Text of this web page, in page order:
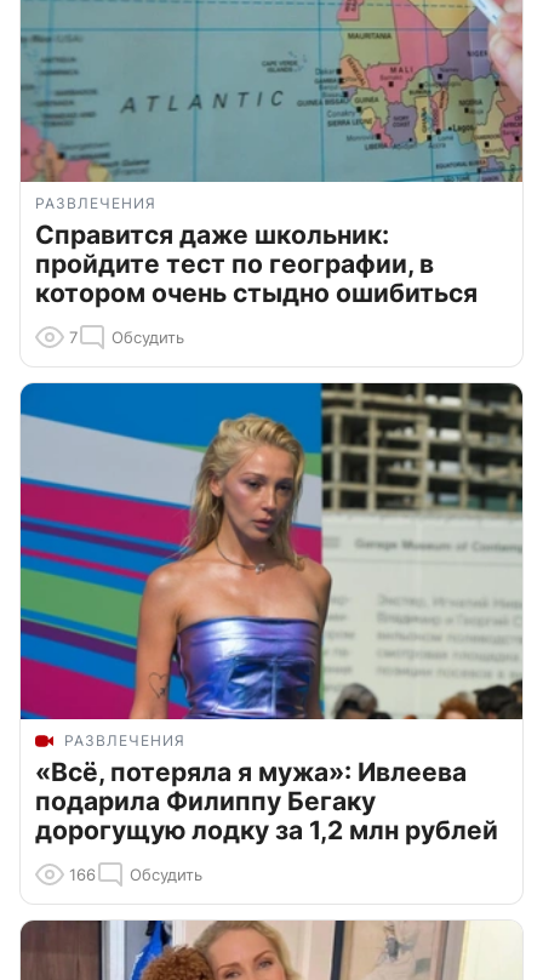
РАЗВЛЕЧЕНИЯ
Справится даже школьник:
пройдите тест по географии, в
котором очень стыдно ошибиться
7 Обсудить
РАЗВЛЕЧЕНИЯ
«Всё, потеряла я мужа»: Ивлеева
подарила Филиппу Бегаку
дорогущую лодку за 1,2 млн рублей
166 Обсудить